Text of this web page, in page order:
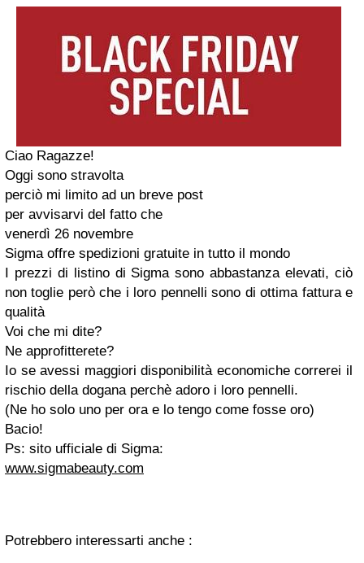
Ciao Ragazze!
Oggi sono stravolta
perciò mi limito ad un breve post
per avvisarvi del fatto che
venerdì 26 novembre
Sigma offre spedizioni gratuite in tutto il mondo
I prezzi di listino di Sigma sono abbastanza elevati, ciò
non toglie però che i loro pennelli sono di ottima fattura e
qualità
Voi che mi dite?
Ne approfitterete?
Io se avessi maggiori disponibilità economiche correrei il
rischio della dogana perchè adoro i loro pennelli.
(Ne ho solo uno per ora e lo tengo come fosse oro)
Bacio!
Ps: sito ufficiale di Sigma:
www.sigmabeauty.com
Potrebbero interessarti anche :